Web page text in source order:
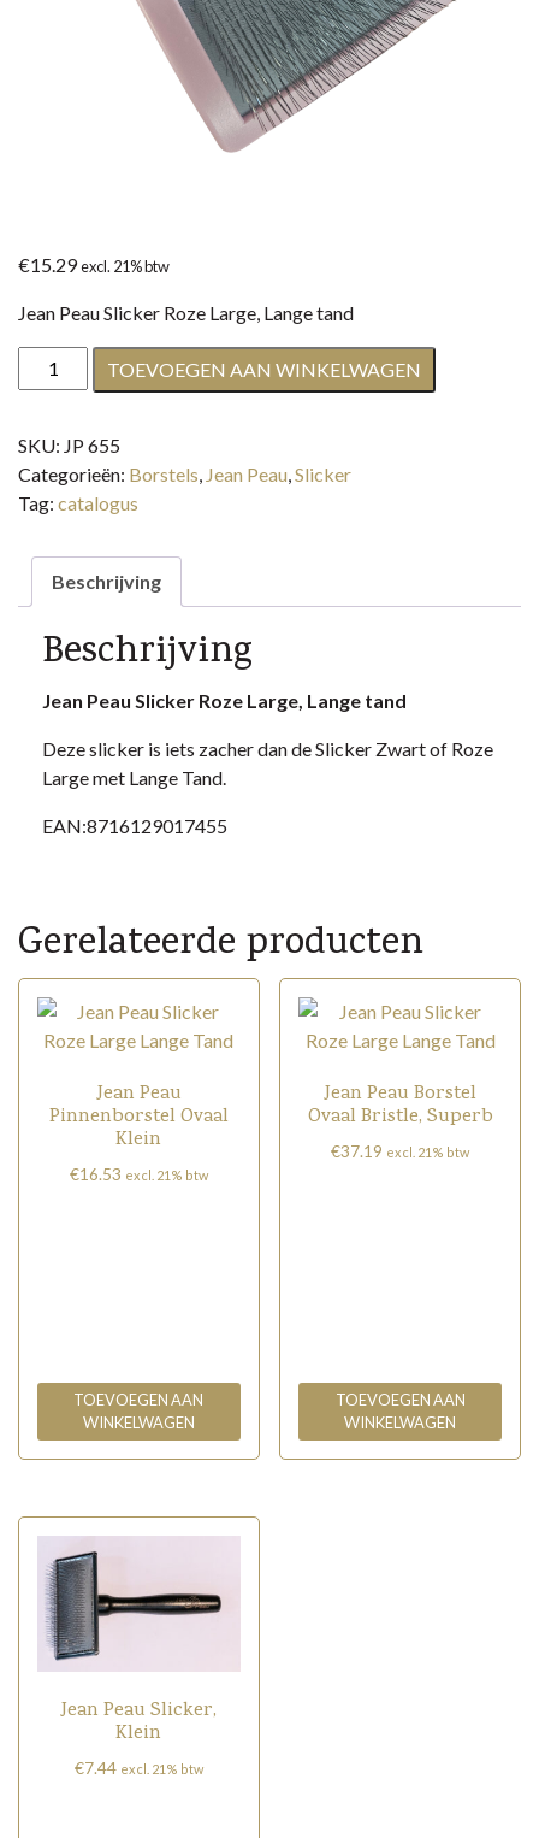
€15.29excl. 21% btw
Jean Peau Slicker Roze Large, Lange tand
Jean
Peau
Roze
Large,
Lange
aantal
TOEVOEGEN AAN WINKELWAGEN
SKU: JP 655
Categorieën: Borstels Jean Peau Slicker
Tag: catalogus
Beschrijving
Beschrijving
Jean Peau Slicker Roze Large, Lange tand
Deze slicker is iets zacher dan de Slicker Zwart of Roze
Large met Lange Tand.
EAN:8716129017455
Gerelateerde producten
Jean Peau
Pinnenborstel Ovaal
Klein
€16.53 excl. 21% btw
TOEVOEGEN AAN
WINKELWAGEN
Jean Peau Borstel
Ovaal Bristle, Superb
€37.19 excl. 21% btw
TOEVOEGEN AAN
WINKELWAGEN
Jean Peau Slicker,
Klein
€7.44 excl. 21% btw